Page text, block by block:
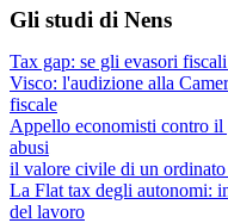
Gli studi di Nens
Tax gap: se gli evasori
Visco: l'audizione alla
fiscale
Appello economisti contro il
abusi
il valore civile di un ordinato
La Flat tax degli autonomi:
del lavoro